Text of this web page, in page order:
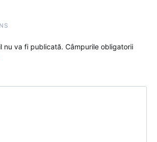
nu va fi publicată. Câmpurile obligatorii